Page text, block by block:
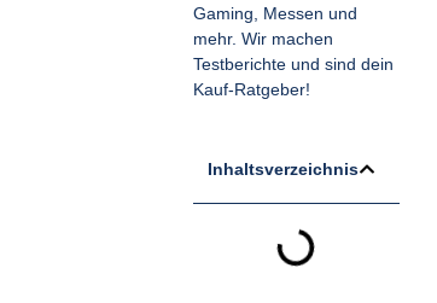
Gaming, Messen und
mehr. Wir machen
Testberichte und sind dein
Kauf-Ratgeber!
Inhaltsverzeichnis